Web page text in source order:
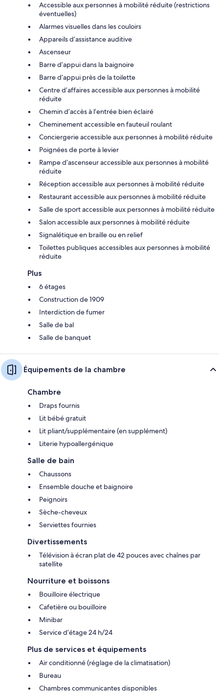
Accessible aux personnes à mobilité réduite (restrictions
éventuelles)
Alarmes visuelles dans les couloirs
Appareils d’assistance auditive
Ascenseur
Barre d’appui dans la baignoire
Barre d’appui près de la toilette
Centre d’affaires accessible aux personnes à mobilité
réduite
Chemin d’accès à l’entrée bien éclairé
Cheminement accessible en fauteuil roulant
Conciergerie accessible aux personnes à mobilité réduite
Poignées de porte à levier
Rampe d’ascenseur accessible aux personnes à mobilité
réduite
Réception accessible aux personnes à mobilité réduite
Restaurant accessible aux personnes à mobilité réduite
Salle de sport accessible aux personnes à mobilité réduite
Salon accessible aux personnes à mobilité réduite
Signalétique en braille ou en relief
Toilettes publiques accessibles aux personnes à mobilité
réduite
Plus
6 étages
Construction de 1909
Interdiction de fumer
Salle de bal
Salle de banquet
Équipements de la chambre
Chambre
Draps fournis
Lit bébé gratuit
Lit pliant/supplémentaire (en supplément)
Literie hypoallergénique
Salle de bain
Chaussons
Ensemble douche et baignoire
Peignoirs
Sèche-cheveux
Serviettes fournies
Divertissements
Télévision à écran plat de 42 pouces avec chaînes par
satellite
Nourriture et boissons
Bouilloire électrique
Cafetière ou bouilloire
Minibar
Service d’étage 24 h/24
Plus de services et équipements
Air conditionné (réglage de la climatisation)
Bureau
Chambres communicantes disponibles